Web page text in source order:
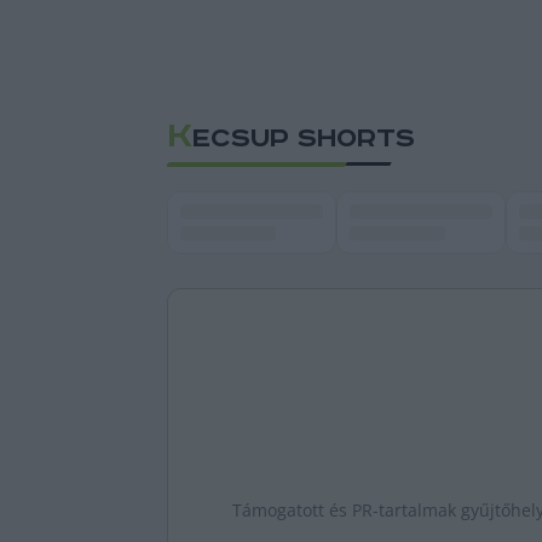
KECSUP SHORTS
Támogatott és PR-tartalmak